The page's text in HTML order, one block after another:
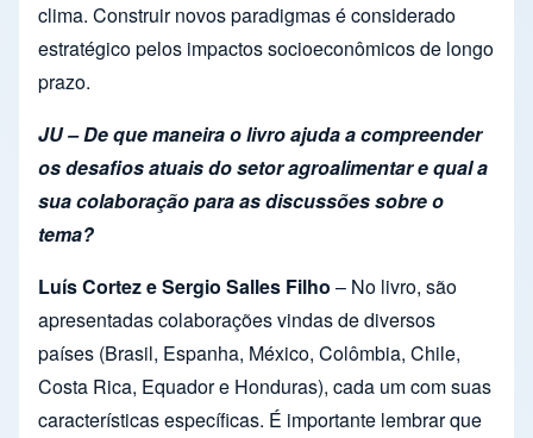
clima. Construir novos paradigmas é considerado
estratégico pelos impactos socioeconômicos de longo
prazo.
JU – De que maneira o livro ajuda a compreender
os desafios atuais do setor agroalimentar e qual a
sua colaboração para as discussões sobre o
tema?
Luís Cortez e Sergio Salles Filho – No livro, são
apresentadas colaborações vindas de diversos
países (Brasil, Espanha, México, Colômbia, Chile,
Costa Rica, Equador e Honduras), cada um com suas
características específicas. É importante lembrar que